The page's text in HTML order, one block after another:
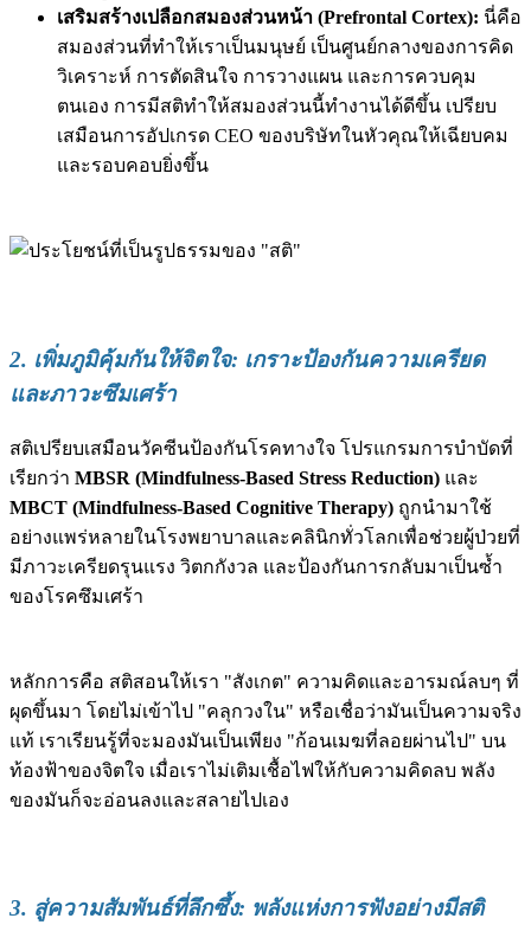
เสริมสร้างเปลือกสมองส่วนหน้า (Prefrontal Cortex): นี่คือ
สมองส่วนที่ทำให้เราเป็นมนุษย์ เป็นศูนย์กลางของการคิด
วิเคราะห์ การตัดสินใจ การวางแผน และการควบคุม
ตนเอง การมีสติทำให้สมองส่วนนี้ทำงานได้ดีขึ้น เปรียบ
เสมือนการอัปเกรด CEO ของบริษัทในหัวคุณให้เฉียบคม
และรอบคอบยิ่งขึ้น
2. เพิ่มภูมิคุ้มกันให้จิตใจ: เกราะป้องกันความเครียด
และภาวะซึมเศร้า
สติเปรียบเสมือนวัคซีนป้องกันโรคทางใจ โปรแกรมการบำบัดที่
เรียกว่า MBSR (Mindfulness-Based Stress Reduction) และ
MBCT (Mindfulness-Based Cognitive Therapy) ถูกนำมาใช้
อย่างแพร่หลายในโรงพยาบาลและคลินิกทั่วโลกเพื่อช่วยผู้ป่วยที่
มีภาวะเครียดรุนแรง วิตกกังวล และป้องกันการกลับมาเป็นซ้ำ
ของโรคซึมเศร้า
หลักการคือ สติสอนให้เรา "สังเกต" ความคิดและอารมณ์ลบๆ ที่
ผุดขึ้นมา โดยไม่เข้าไป "คลุกวงใน" หรือเชื่อว่ามันเป็นความจริง
แท้ เราเรียนรู้ที่จะมองมันเป็นเพียง "ก้อนเมฆที่ลอยผ่านไป" บน
ท้องฟ้าของจิตใจ เมื่อเราไม่เติมเชื้อไฟให้กับความคิดลบ พลัง
ของมันก็จะอ่อนลงและสลายไปเอง
3. สู่ความสัมพันธ์ที่ลึกซึ้ง: พลังแห่งการฟังอย่างมีสติ